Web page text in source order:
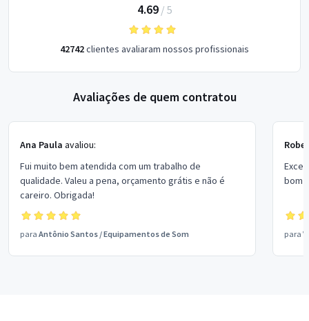
4.69/ 5
42742clientes avaliaram nossos profissionais
Avaliações de quem contratou
Ana Paula avaliou:
Fui muito bem atendida com um trabalho de
qualidade. Valeu a pena, orçamento grátis e não é
careiro. Obrigada!
para Antônio Santos /Equipamentos de Som
bom
para